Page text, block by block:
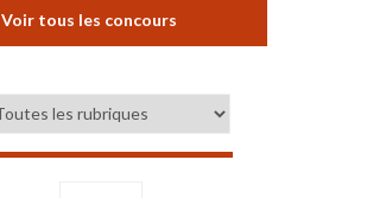
Voir tous les concours